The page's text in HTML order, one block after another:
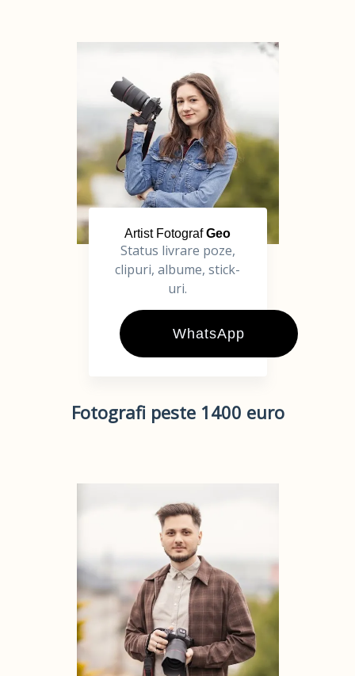
Artist FotografGeo
Status livrare poze,
clipuri, albume, stick-
uri.
WhatsApp
Fotografi peste 1400 euro